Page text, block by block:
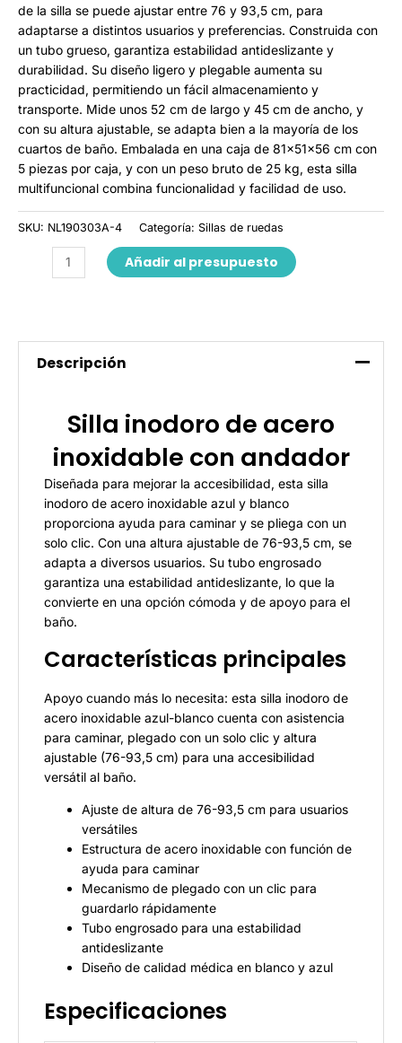
de la silla se puede ajustar entre 76 y 93,5 cm, para
adaptarse a distintos usuarios y preferencias. Construida con
un tubo grueso, garantiza estabilidad antideslizante y
durabilidad. Su diseño ligero y plegable aumenta su
practicidad, permitiendo un fácil almacenamiento y
transporte. Mide unos 52 cm de largo y 45 cm de ancho, y
con su altura ajustable, se adapta bien a la mayoría de los
cuartos de baño. Embalada en una caja de 81×51×56 cm con
5 piezas por caja, y con un peso bruto de 25 kg, esta silla
multifuncional combina funcionalidad y facilidad de uso.
SKU: NL190303A-4 Categoría: Sillas de ruedas
Añadir al presupuesto
Descripción
Silla inodoro de acero
inoxidable con andador
Diseñada para mejorar la accesibilidad, esta silla
inodoro de acero inoxidable azul y blanco
proporciona ayuda para caminar y se pliega con un
solo clic. Con una altura ajustable de 76-93,5 cm, se
adapta a diversos usuarios. Su tubo engrosado
garantiza una estabilidad antideslizante, lo que la
convierte en una opción cómoda y de apoyo para el
baño.
Características principales
Apoyo cuando más lo necesita: esta silla inodoro de
acero inoxidable azul-blanco cuenta con asistencia
para caminar, plegado con un solo clic y altura
ajustable (76-93,5 cm) para una accesibilidad
versátil al baño.
Ajuste de altura de 76-93,5 cm para usuarios
versátiles
Estructura de acero inoxidable con función de
ayuda para caminar
Mecanismo de plegado con un clic para
guardarlo rápidamente
Tubo engrosado para una estabilidad
antideslizante
Diseño de calidad médica en blanco y azul
Especificaciones